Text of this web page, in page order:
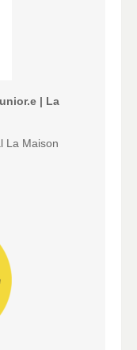
| La
La Maison